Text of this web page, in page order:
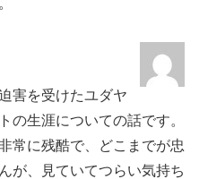
害を受けたユダヤ
の生涯についての話です。
常に残酷で、どこまでが忠
が、見ていてつらい気持ち